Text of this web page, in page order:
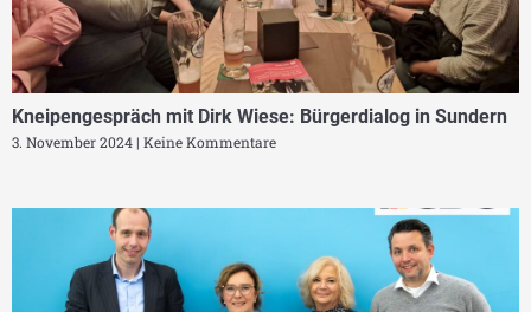
Kneipengespräch mit Dirk Wiese: Bürgerdialog in Sundern
3. November 2024 Keine Kommentare